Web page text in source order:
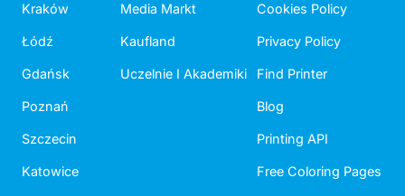
Kraków
Łódź
Gdańsk
Poznań
Szczecin
Katowice
Media Markt
Kaufland
Uczelnie I Akademiki
Cookies Policy
Privacy Policy
Find Printer
Blog
Printing API
Free Coloring Pages